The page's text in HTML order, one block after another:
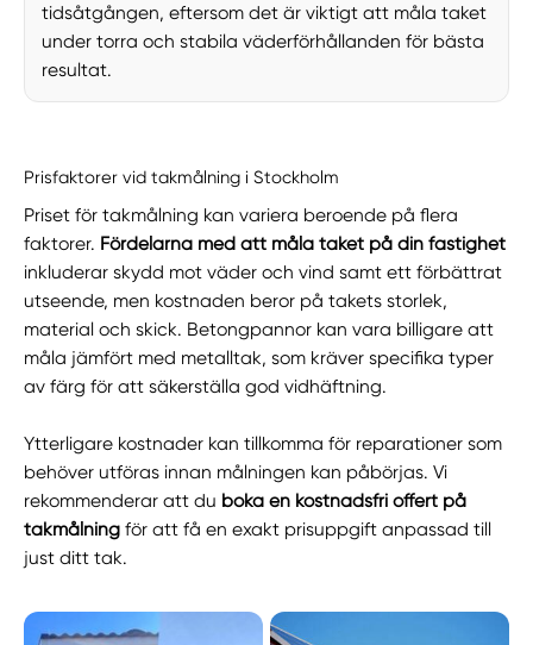
tidsåtgången, eftersom det är viktigt att måla taket
under torra och stabila väderförhållanden för bästa
resultat.
Prisfaktorer vid takmålning i Stockholm
Priset för takmålning kan variera beroende på flera
faktorer. Fördelarna med att måla taket på din fastighet
inkluderar skydd mot väder och vind samt ett förbättrat
utseende, men kostnaden beror på takets storlek,
material och skick. Betongpannor kan vara billigare att
måla jämfört med metalltak, som kräver specifika typer
av färg för att säkerställa god vidhäftning.
Ytterligare kostnader kan tillkomma för reparationer som
behöver utföras innan målningen kan påbörjas. Vi
rekommenderar att du boka en kostnadsfri offert på
takmålning för att få en exakt prisuppgift anpassad till
just ditt tak.